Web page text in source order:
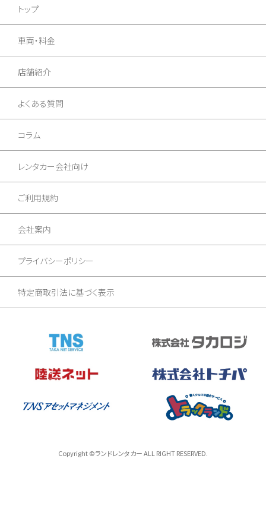
トップ
車両・料金
店舗紹介
よくある質問
コラム
レンタカー会社向け
ご利用規約
会社案内
プライバシーポリシー
特定商取引法に基づく表示
Copyright ©ランドレンタカー ALL RIGHT RESERVED.